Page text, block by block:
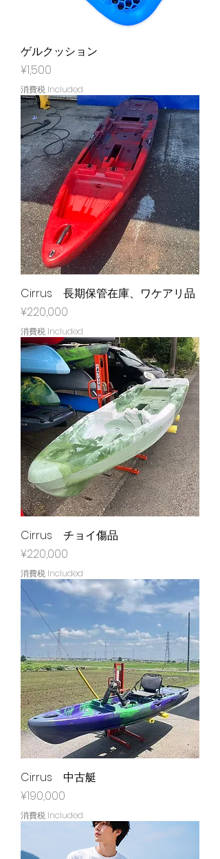
ゲルクッション
Price
¥1,500
消費税 Included
Cirrus 長期保管在庫、ワケアリ品
Price
¥220,000
消費税 Included
Cirrus チョイ傷品
Price
¥220,000
消費税 Included
Cirrus 中古艇
Price
¥190,000
消費税 Included